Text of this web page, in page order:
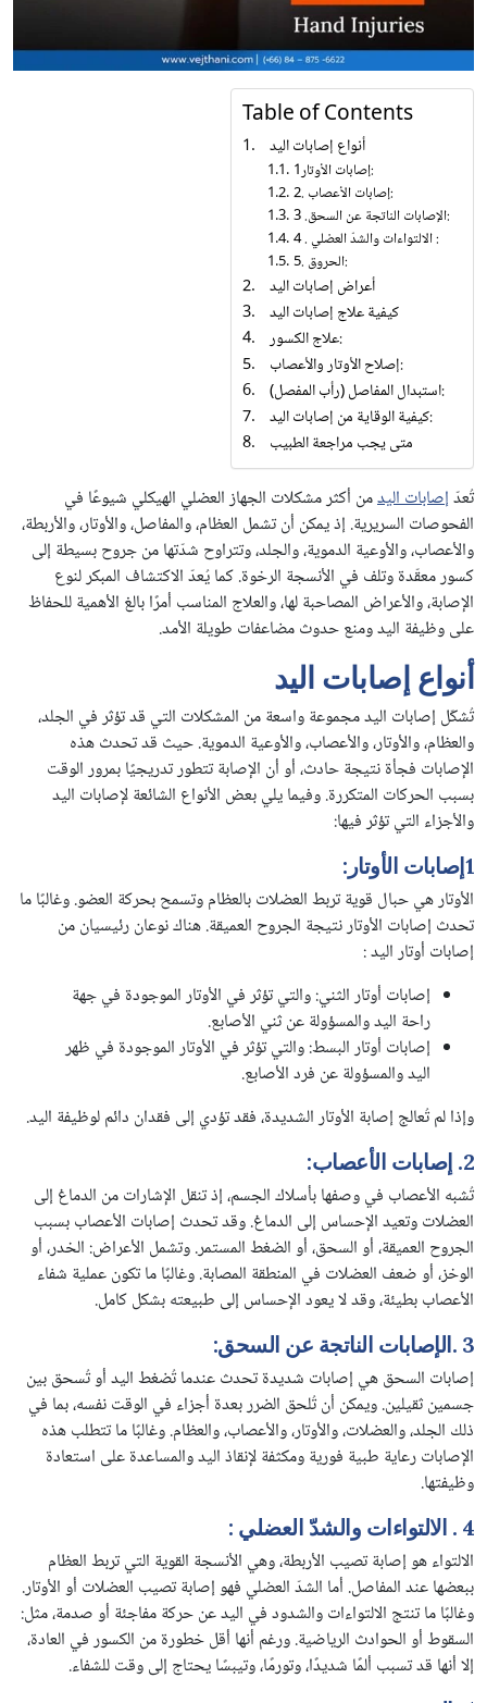
Table of Contents
أنواع إصابات اليد
1إصابات الأوتار:
2. إصابات الأعصاب:
3 .الإصابات الناتجة عن السحق:
4 . الالتواءات والشدّ العضلي :
5. الحروق:
أعراض إصابات اليد
كيفية علاج إصابات اليد
علاج الكسور:
إصلاح الأوتار والأعصاب:
استبدال المفاصل (رأب المفصل):
كيفية الوقاية من إصابات اليد:
متى يجب مراجعة الطبيب
تُعدّإصابات اليدمن أكثر مشكلات الجهاز العضلي الهيكلي شيوعًا في
الفحوصات السريرية. إذ يمكن أن تشمل العظام، والمفاصل، والأوتار، والأربطة،
والأعصاب، والأوعية الدموية، والجلد، وتتراوح شدّتها من جروح بسيطة إلى
كسور معقّدة وتلف في الأنسجة الرخوة. كما يُعدّ الاكتشاف المبكر لنوع
الإصابة، والأعراض المصاحبة لها، والعلاج المناسب أمرًا بالغ الأهمية للحفاظ
على وظيفة اليد ومنع حدوث مضاعفات طويلة الأمد.
أنواع إصابات اليد
تُشكّل إصابات اليد مجموعة واسعة من المشكلات التي قد تؤثر في الجلد،
والعظام، والأوتار، والأعصاب، والأوعية الدموية. حيث قد تحدث هذه
الإصابات فجأة نتيجة حادث، أو أن الإصابة تتطور تدريجيًا بمرور الوقت
بسبب الحركات المتكررة. وفيما يلي بعض الأنواع الشائعة لإصابات اليد
والأجزاء التي تؤثر فيها:
1إصابات الأوتار:
الأوتار هي حبال قوية تربط العضلات بالعظام وتسمح بحركة العضو. وغالبًا ما
تحدث إصابات الأوتار نتيجة الجروح العميقة. هناك نوعان رئيسيان من
إصابات أوتار اليد :
إصابات أوتار الثني: والتي تؤثر في الأوتار الموجودة في جهة
راحة اليد والمسؤولة عن ثني الأصابع.
إصابات أوتار البسط: والتي تؤثر في الأوتار الموجودة في ظهر
اليد والمسؤولة عن فرد الأصابع.
وإذا لم تُعالج إصابة الأوتار الشديدة، فقد تؤدي إلى فقدان دائم لوظيفة اليد.
2. إصابات الأعصاب:
تُشبه الأعصاب في وصفها بأسلاك الجسم، إذ تنقل الإشارات من الدماغ إلى
العضلات وتعيد الإحساس إلى الدماغ. وقد تحدث إصابات الأعصاب بسبب
الجروح العميقة، أو السحق، أو الضغط المستمر. وتشمل الأعراض: الخدر، أو
الوخز، أو ضعف العضلات في المنطقة المصابة. وغالبًا ما تكون عملية شفاء
الأعصاب بطيئة، وقد لا يعود الإحساس إلى طبيعته بشكل كامل.
3 .الإصابات الناتجة عن السحق:
إصابات السحق هي إصابات شديدة تحدث عندما تُضغط اليد أو تُسحق بين
جسمين ثقيلين. ويمكن أن تُلحق الضرر بعدة أجزاء في الوقت نفسه، بما في
ذلك الجلد، والعضلات، والأوتار، والأعصاب، والعظام. وغالبًا ما تتطلب هذه
الإصابات رعاية طبية فورية ومكثفة لإنقاذ اليد والمساعدة على استعادة
وظيفتها.
4 . الالتواءات والشدّ العضلي :
الالتواء هو إصابة تصيب الأربطة، وهي الأنسجة القوية التي تربط العظام
ببعضها عند المفاصل. أما الشدّ العضلي فهو إصابة تصيب العضلات أو الأوتار.
وغالبًا ما تنتج الالتواءات والشدود في اليد عن حركة مفاجئة أو صدمة، مثل:
السقوط أو الحوادث الرياضية. ورغم أنها أقل خطورة من الكسور في العادة،
إلا أنها قد تسبب ألمًا شديدًا، وتورمًا، وتيبسًا يحتاج إلى وقت للشفاء.